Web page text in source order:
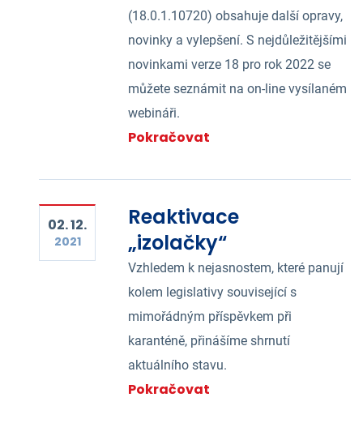
(18.0.1.10720) obsahuje další opravy,
novinky a vylepšení. S nejdůležitějšími
novinkami verze 18 pro rok 2022 se
můžete seznámit na on-line vysílaném
webináři.
Pokračovat
02. 12.
2021
Reaktivace
„izolačky“
Vzhledem k nejasnostem, které panují
kolem legislativy související s
mimořádným příspěvkem při
karanténě, přinášíme shrnutí
aktuálního stavu.
Pokračovat